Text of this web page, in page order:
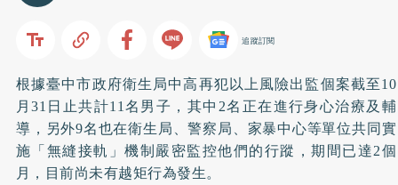
追蹤訂閱
根據臺中市政府衛生局中高再犯以上風險出監個案截至10
月31 日止共計11 名男子 ，其中 2名正在進行身心治療及輔
導 ， 另外9名也在衛生局、警察局、家暴中心等單位共同實
施「無縫接軌」機制嚴密監控他們的行蹤 ，期間已達2個
月，目前尚未有越矩行為發生。